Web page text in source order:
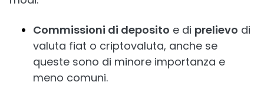
Commissioni di deposito e di prelievo di
valuta fiat o criptovaluta, anche se
queste sono di minore importanza e
meno comuni.